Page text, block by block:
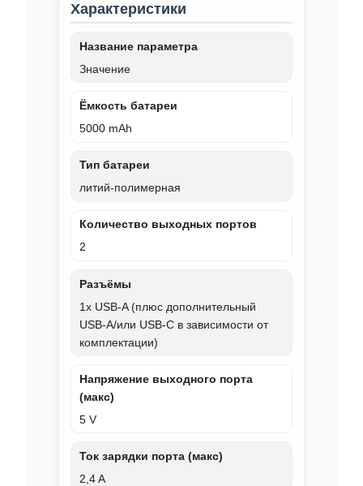
Характеристики
Название параметра
Значение
Ёмкость батареи
5000 mAh
Тип батареи
литий-полимерная
Количество выходных портов
2
Разъёмы
1x USB-A (плюс дополнительный
USB-A/или USB-C в зависимости от
комплектации)
Напряжение выходного порта
(макс)
5 V
Ток зарядки порта (макс)
2,4 A